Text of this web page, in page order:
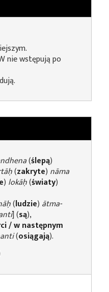
nie wstępują po
(ślepą)
(zakryte) nāma
) lokāḥ(światy)
(ludzie) ātma-
] (są),
/ w następnym
(osiągają).